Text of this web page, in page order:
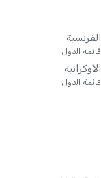
الفرنسية
قائمة الدول
الأوكرانية
قائمة الدول